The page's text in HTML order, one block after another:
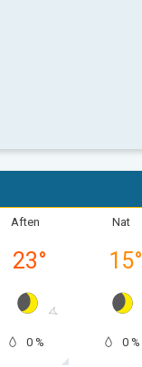
Aften
23°
0 %
Nat
15°
0 %